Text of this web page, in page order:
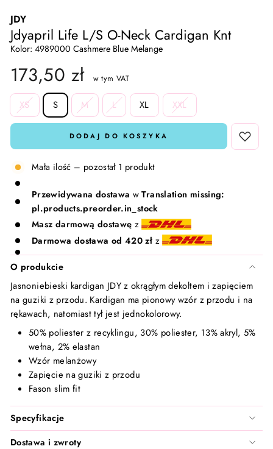
JDY
Jdyapril Life L/S O-Neck Cardigan Knt
Kolor: 4989000 Cashmere Blue Melange
173,50 zł w tym VAT
SIZE
XS S M L XL XXL
DODAJ DO KOSZYKA
Mała ilość – pozostał 1 produkt
Przewidywana dostawa wTranslation missing:
pl.products.preorder.in_stock
Masz darmową dostawę z
Darmowa dostawa od 420 złz
O produkcie
Jasnoniebieski kardigan JDY z okrągłym dekoltem i zapięciem
na guziki z przodu. Kardigan ma pionowy wzór z przodu i na
rękawach, natomiast tył jest jednokolorowy.
50% poliester z recyklingu, 30% poliester, 13% akryl, 5%
wełna, 2% elastan
Wzór melanżowy
Zapięcie na guziki z przodu
Fason slim fit
Specyfikacje
Dostawa i zwroty
Skarpetki i rajstopy
Komplety dresowe
T-shirty i Topy
Kamizelki
Komplety 🛍️
Lavinde Copenhagen
Meraki
Nailberry
Natalie Maria Scandinavian
Oskia
Rosalique
Rudolph Care
Sandstone
Santilea London - Real Rebel
TanCan
Valentin Beautyline
Vita Liberata
Zarkoperfume